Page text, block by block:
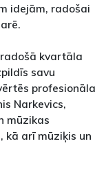
idejām, radošai
kvartāla
savu
profesionāla
Narkevics,
mūzikas
kā arī mūziķis un